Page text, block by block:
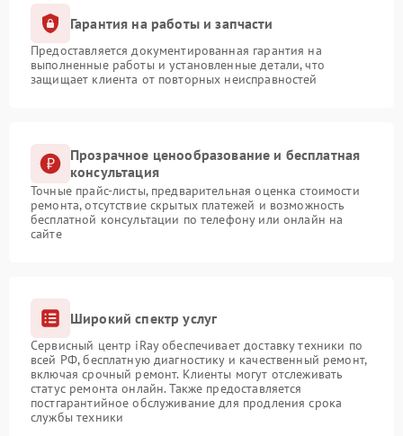
Гарантия на работы и запчасти
Предоставляется документированная гарантия на
выполненные работы и установленные детали, что
защищает клиента от повторных неисправностей
Прозрачное ценообразование и бесплатная
консультация
Точные прайс-листы, предварительная оценка стоимости
ремонта, отсутствие скрытых платежей и возможность
бесплатной консультации по телефону или онлайн на
сайте
Широкий спектр услуг
Сервисный центр iRay обеспечивает доставку техники по
всей РФ, бесплатную диагностику и качественный ремонт,
включая срочный ремонт. Клиенты могут отслеживать
статус ремонта онлайн. Также предоставляется
постгарантийное обслуживание для продления срока
службы техники